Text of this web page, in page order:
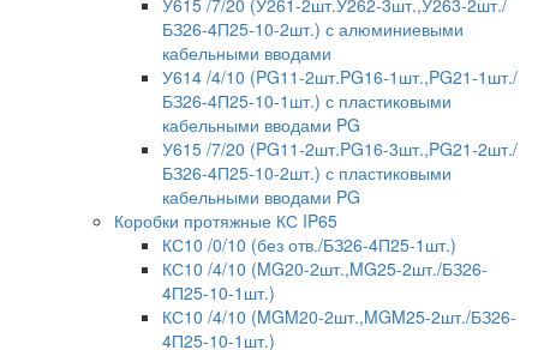
БЗ26-4П25-10-2шт.) с алюминиевыми
кабельными вводами
У614 /4/10 (PG11-2шт.PG16-1шт.,PG21-1шт./
БЗ26-4П25-10-1шт.) с пластиковыми
кабельными вводами PG
У615 /7/20 (PG11-2шт.PG16-3шт.,PG21-2шт./
БЗ26-4П25-10-2шт.) с пластиковыми
кабельными вводами PG
Коробки протяжные КС IP65
КС10 /0/10 (без отв./БЗ26-4П25-1шт.)
КС10 /4/10 (MG20-2шт.,MG25-2шт./БЗ26-
4П25-10-1шт.)
КС10 /4/10 (MGM20-2шт.,MGM25-2шт./БЗ26-
4П25-10-1шт.)